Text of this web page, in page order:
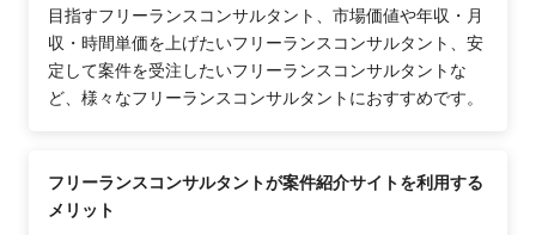
目指すフリーランスコンサルタント、市場価値や年収・月
収・時間単価を上げたいフリーランスコンサルタント、安
定して案件を受注したいフリーランスコンサルタントな
ど、様々なフリーランスコンサルタントにおすすめです。
フリーランスコンサルタントが案件紹介サイトを利用する
メリット